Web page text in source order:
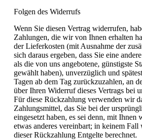
Folgen des Widerrufs
Wenn Sie diesen Vertrag widerrufen,
Zahlungen, die wir von Ihnen erhalten
der Lieferkosten (mit Ausnahme der
sich daraus ergeben, dass Sie eine
als die von uns angebotene, günstigste
gewählt haben), unverzüglich und
Tagen ab dem Tag zurückzuzahlen, an
über Ihren Widerruf dieses Vertrags bei
Für diese Rückzahlung verwenden wir
Zahlungsmittel, das Sie bei der
eingesetzt haben, es sei denn, mit Ihnen
etwas anderes vereinbart; in keinem
dieser Rückzahlung Entgelte berechnet.